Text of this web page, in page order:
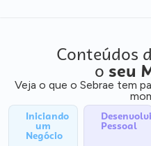
Conteúdos
o seu
Veja o que o Sebrae tem
Iniciando
um
Negócio
Pessoal